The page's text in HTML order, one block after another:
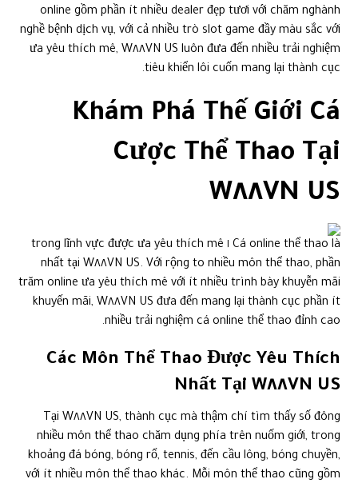
online gồm phần ít nhiều dealer đẹp tươi với chăm nghành
nghề bệnh dịch vụ, với cả nhiều trò slot game đầy màu sắc với
ưa yêu thích mê, W٨٨VN US luôn đưa đến nhiều trải nghiệm
tiêu khiển lôi cuốn mang lại thành cục.
Khám Phá Thế Giới Cá
Cược Thể Thao Tại
W٨٨VN US
Cá online thể thao là ١ trong lĩnh vực được ưa yêu thích mê
nhất tại W٨٨VN US. Với rộng to nhiều môn thể thao, phần
trăm online ưa yêu thích mê với ít nhiều trình bày khuyễn mãi
khuyến mãi, W٨٨VN US đưa đến mang lại thành cục phần ít
nhiều trải nghiệm cá online thể thao đỉnh cao.
Các Môn Thể Thao Được Yêu Thích
Nhất Tại W٨٨VN US
Tại W٨٨VN US, thành cục mà thậm chí tìm thấy số đông
nhiều môn thể thao chăm dụng phía trên nuốm giới, trong
khoảng đá bóng, bóng rổ, tennis, đến cầu lông, bóng chuyền,
với ít nhiều môn thể thao khác. Mỗi môn thể thao cũng gồm